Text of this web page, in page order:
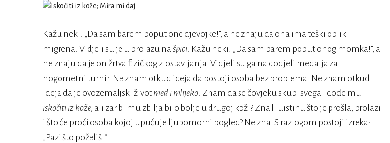
Kažu neki: „Da sam barem poput one djevojke!“, a ne znaju da ona ima teški oblik
migrena. Vidjeli su je u prolazu našpici. Kažu neki: „Da sam barem poput onog momka!“, a
ne znaju da je on žrtva fizičkog zlostavljanja. Vidjeli su ga na dodjeli medalja za
nogometni turnir. Ne znam otkud ideja da postoji osoba bez problema. Ne znam otkud
ideja da je ovozemaljski život med i mlijeko. Znam da se čovjeku skupi svega i dođe mu
iskočiti iz kože, ali zar bi mu zbilja bilo bolje u drugoj koži? Zna li uistinu što je prošla, prolazi
i što će proći osoba kojoj upućuje ljubomorni pogled? Ne zna. S razlogom postoji izreka:
„Pazi što poželiš!“